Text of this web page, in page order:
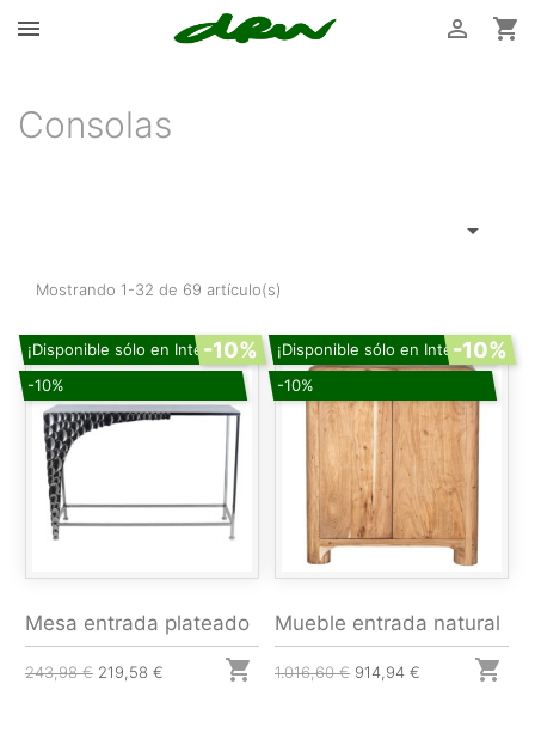
 

Consolas

Mostrando 1-32 de 69 artículo(s)
¡Disponible sólo en Internet!
-10%
-10%
Mesa entrada plateado
243,98 € 219,58 € 
¡Disponible sólo en Internet!
-10%
-10%
Mueble entrada natural
1.016,60 € 914,94 € 